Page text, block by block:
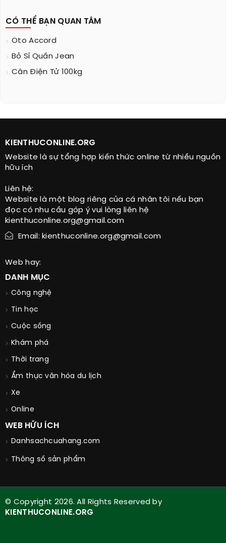
CÓ THỂ BẠN QUAN TÂM
Oto Accord
Bỏ Sỉ Quần Jean
Cân Điện Tử 100kg
KIENTHUCONLINE.ORG
Website là sự tổng hợp kiến thức online từ nhiều nguồn
hữu ích
Liên hệ:
Website là một blog riêng của cá nhân tôi nếu bạn
đọc có nhu cầu góp ý vui lòng liên hệ
kienthuconline.org@gmail.com
Email: kienthuconline.org@gmail.com
Web hay:
DANH MỤC
Công nghệ
Tin học
Cuộc sống
Khám phá
Thời trang
Ẩm thực văn hóa du lịch
Xe
Online
WEB HỮU ÍCH
Danhsachcuahang.com
Thông số sản phẩm
© Copyright 2026. All Rights Reserved by
KIENTHUCONLINE.ORG